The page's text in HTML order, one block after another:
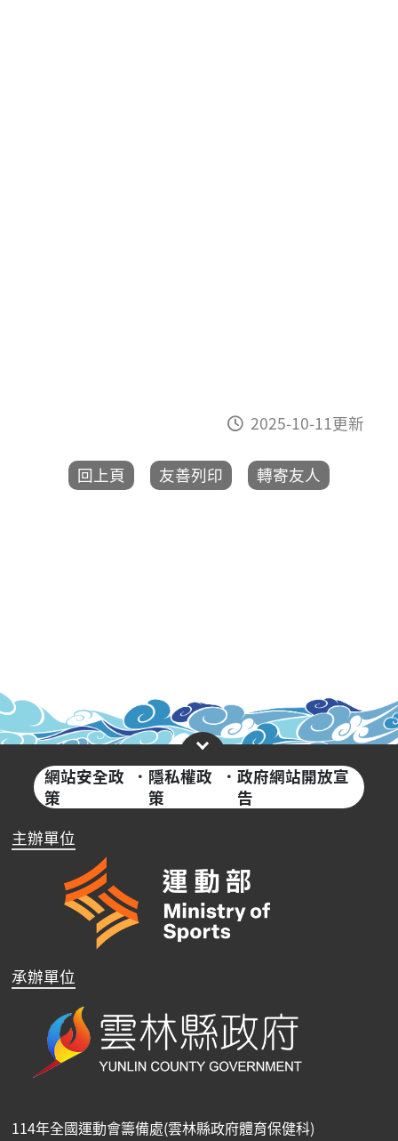
2025-10-11更新
網站安全政
策
· 隱私權政
策
· 政府網站開放宣
告
主辦單位
承辦單位
114年全國運動會籌備處(雲林縣政府體育保健科)